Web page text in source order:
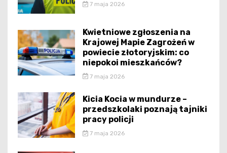
7 maja 2026
Kwietniowe zgłoszenia na
Krajowej Mapie Zagrożeń w
powiecie złotoryjskim: co
niepokoi mieszkańców?
7 maja 2026
Kicia Kocia w mundurze –
przedszkolaki poznają tajniki
pracy policji
7 maja 2026